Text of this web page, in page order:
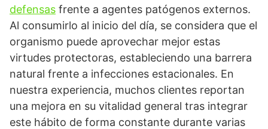
defensas frente a agentes patógenos externos.
Al consumirlo al inicio del día, se considera que el
organismo puede aprovechar mejor estas
virtudes protectoras, estableciendo una barrera
natural frente a infecciones estacionales. En
nuestra experiencia, muchos clientes reportan
una mejora en su vitalidad general tras integrar
este hábito de forma constante durante varias